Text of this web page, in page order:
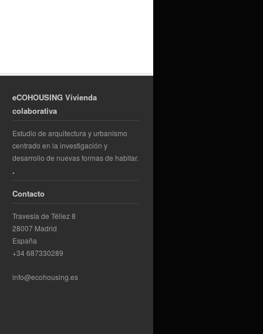
eCOHOUSING Vivienda
colaborativa
Estudio de arquitectura y urbanismo
centrado en la investigación y
desarrollo de nuevas formas de habitar.
.
Contacto
Travesía de Téllez 8
28007 Madrid
España
+34 687330289
info@ecohousing.es